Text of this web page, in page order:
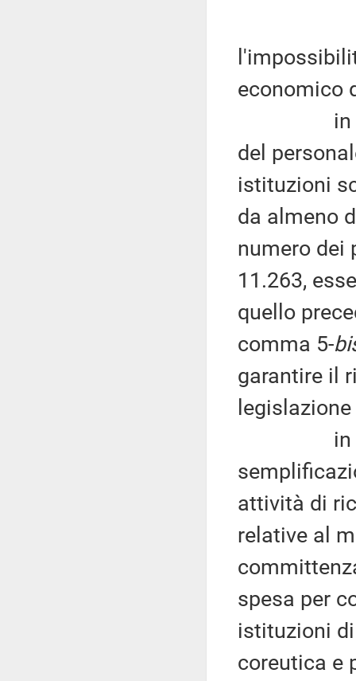
economico
in
del
istituzioni
da almeno
numero dei
11.263,
quello
comma 5-
garantire il
in
attività di
relative al
spesa per
istituzioni
coreutica e